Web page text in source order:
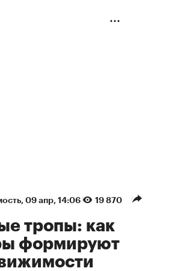
09 апр, 14:06 19 870
тропы: как
формируют